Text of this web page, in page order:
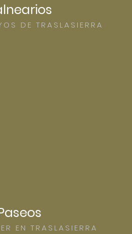
DE TRASLASIERRA
EN TRASLASIERRA